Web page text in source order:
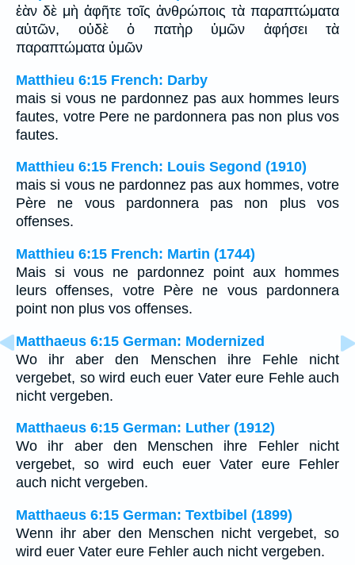
ἐὰν δὲ μὴ ἀφῆτε τοῖς ἀνθρώποις τὰ παραπτώματα
αὐτῶν, οὐδὲ ὁ πατὴρ ὑμῶν ἀφήσει τὰ
παραπτώματα ὑμῶν
Matthieu 6:15 French: Darby
mais si vous ne pardonnez pas aux hommes leurs
fautes, votre Pere ne pardonnera pas non plus vos
fautes.
Matthieu 6:15 French: Louis Segond (1910)
mais si vous ne pardonnez pas aux hommes, votre
Père ne vous pardonnera pas non plus vos
offenses.
Matthieu 6:15 French: Martin (1744)
Mais si vous ne pardonnez point aux hommes
leurs offenses, votre Père ne vous pardonnera
point non plus vos offenses.
Matthaeus 6:15 German: Modernized
Wo ihr aber den Menschen ihre Fehle nicht
vergebet, so wird euch euer Vater eure Fehle auch
nicht vergeben.
Matthaeus 6:15 German: Luther (1912)
Wo ihr aber den Menschen ihre Fehler nicht
vergebet, so wird euch euer Vater eure Fehler
auch nicht vergeben.
Matthaeus 6:15 German: Textbibel (1899)
Wenn ihr aber den Menschen nicht vergebet, so
wird euer Vater eure Fehler auch nicht vergeben.